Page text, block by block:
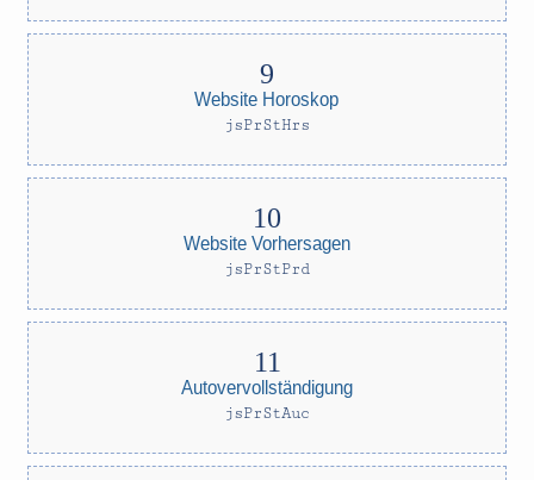
Website Horoskop
jsPrStHrs
Website Vorhersagen
jsPrStPrd
Autovervollständigung
jsPrStAuc